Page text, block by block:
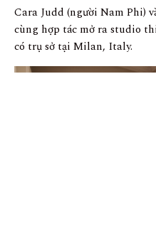
Cara Judd (người Nam Phi)
cùng hợp tác mở ra studio
có trụ sở tại Milan, Italy.